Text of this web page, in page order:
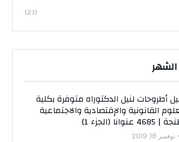
(23)
الشهر
أطروحات لنيل الدكتوراه متوفرة بكلية
القانونية والإقتصادية والاجتماعية
عنوانا (الجزء 1)
نوفمبر 18, 2019